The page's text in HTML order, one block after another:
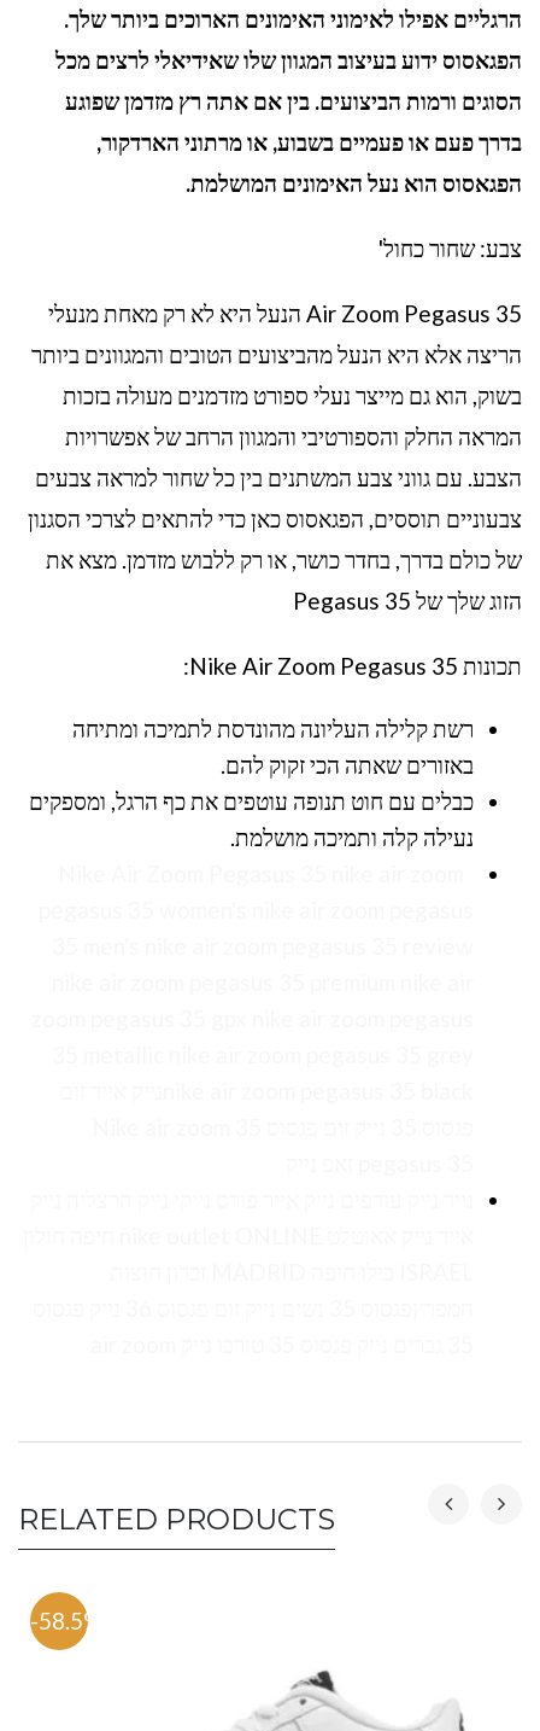
הרגליים אפילו לאימוני האימונים הארוכים ביותר שלך.
הפגאסוס ידוע בעיצוב המגוון שלו שאידיאלי לרצים מכל
הסוגים ורמות הביצועים. בין אם אתה רץ מזדמן שפוגע
בדרך פעם או פעמיים בשבוע, או מרתוני הארדקור,
הפגאסוס הוא נעל האימונים המושלמת.
צבע: שחור כחול'
Air Zoom Pegasus 35 הנעל היא לא רק מאחת מנעלי
הריצה אלא היא הנעל מהביצועים הטובים והמגוונים ביותר
בשוק, הוא גם מייצר נעלי ספורט מזדמנים מעולה בזכות
המראה החלק והספורטיבי והמגוון הרחב של אפשרויות
הצבע. עם גווני צבע המשתנים בין כל שחור למראה צבעים
צבעוניים תוססים, הפגאסוס כאן כדי להתאים לצרכי הסגנון
של כולם בדרך, בחדר כושר, או רק ללבוש מזדמן. מצא את
הזוג שלך של Pegasus 35
תכונות Nike Air Zoom Pegasus 35:
רשת קלילה העליונה מהונדסת לתמיכה ומתיחה
באזורים שאתה הכי זקוק להם.
כבלים עם חוט תנופה עוטפים את כף הרגל, ומספקים
נעילה קלה ותמיכה מושלמת.
RELATED PRODUCTS
-58.5%